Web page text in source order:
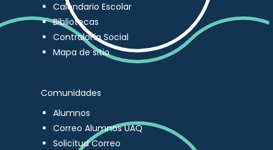
Calendario Escolar
Bibliotecas
Contraloría Social
Mapa de sitio
Comunidades
Alumnos
Correo Alumnos UAQ
Solicitud Correo